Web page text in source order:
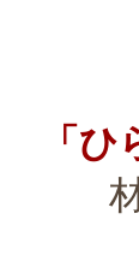
変
「
￥